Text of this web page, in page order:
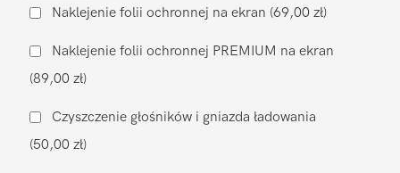
gniazda
Xiaomi
Redmi
13
5G
Naklejenie folii ochronnej na ekran (69,00 zł)
Naklejenie folii ochronnej PREMIUM na ekran
(89,00 zł)
Czyszczenie głośników i gniazda ładowania
(50,00 zł)